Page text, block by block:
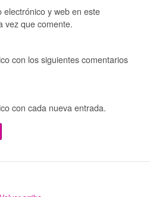
y web en este
vez que comente.
con los siguientes comentarios
con cada nueva entrada.